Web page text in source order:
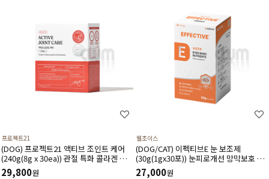
프로젝트21
(DOG) 프로젝트21 액티브 조인트 케어
(240g(8g x 30ea)) 관절 특화 콜라겐 함
유로 연골 세포 활성화에 도움
29,800원
웰초이스
(DOG/CAT) 이펙티브E 눈 보조제
(30g(1gx30포)) 눈피로개선 망막보호 눈
노화예방 시력보호 시세포보호에 도움
27,000원